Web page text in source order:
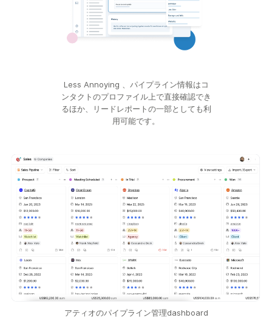
Less Annoying 、パイプライン情報はコ
ンタクトのプロファイル上で直接確認でき
るほか、リードレポートの一部としても利
用可能です。
アティオのパイプライン管理dashboard